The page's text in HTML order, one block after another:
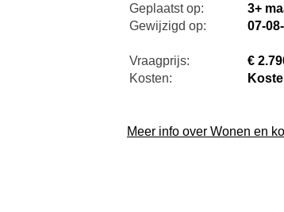
Geplaatst op:
3+
Gewijzigd op:
07-
Vraagprijs:
€
Kosten:
Meer info over Wonen en